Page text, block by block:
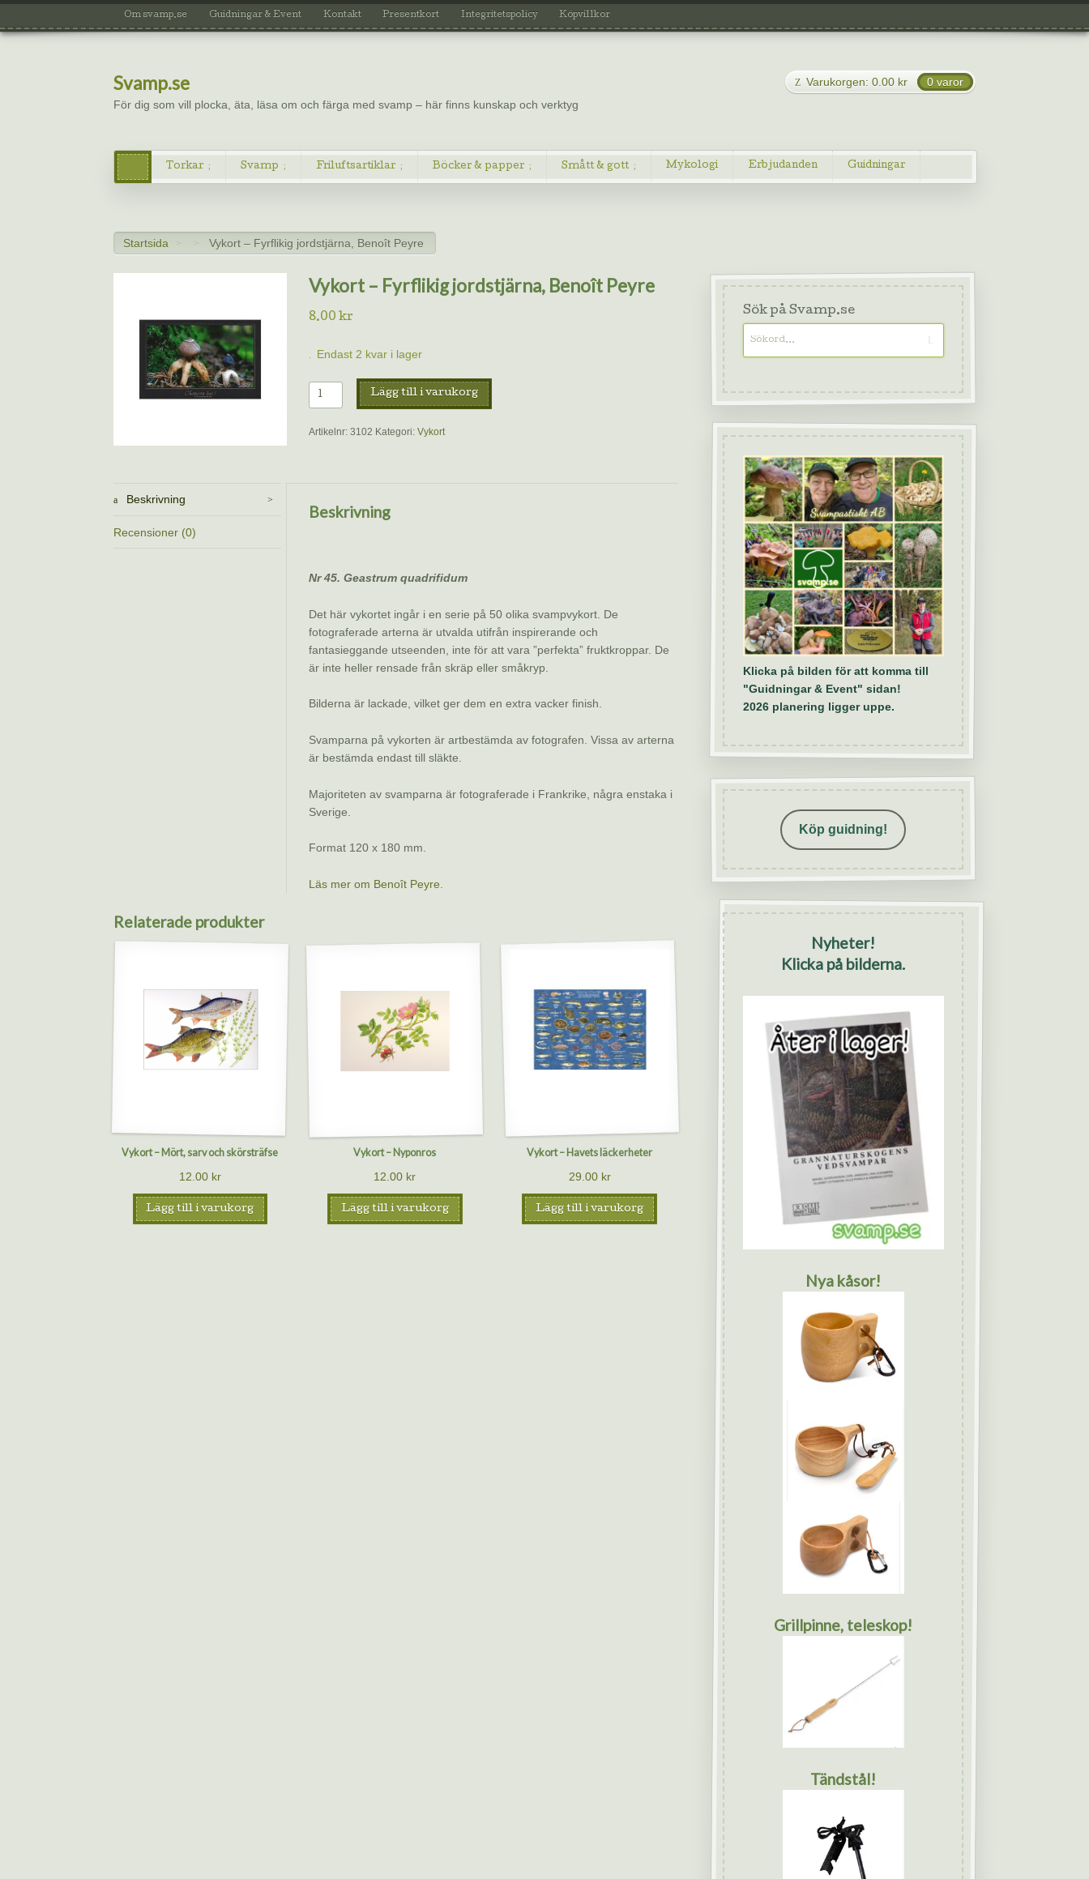
Om svamp.se Guidningar & Event Kontakt Presentkort Integritetspolicy Köpvillkor
Svamp.se
För dig som vill plocka, äta, läsa om och färga med svamp – här finns kunskap och verktyg
Varukorgen: 0.00 kr 0 varor
Torkar Svamp Friluftsartiklar Böcker & papper Smått & gott Mykologi Erbjudanden Guidningar
Startsida > > Vykort – Fyrflikig jordstjärna, Benoît Peyre
Vykort – Fyrflikig jordstjärna, Benoît Peyre
8.00 kr
Endast 2 kvar i lager
Vykort
–
Fyrflikig
Lägg till i varukorg
Artikelnr: 3102 Kategori: Vykort
Beskrivning
Recensioner (0)
Beskrivning
Nr 45. Geastrum quadrifidum
Det här vykortet ingår i en serie på 50 olika svampvykort. De
fotograferade arterna är utvalda utifrån inspirerande och
fantasieggande utseenden, inte för att vara ”perfekta” fruktkroppar. De
är inte heller rensade från skräp eller småkryp.
Bilderna är lackade, vilket ger dem en extra vacker finish.
Svamparna på vykorten är artbestämda av fotografen. Vissa av arterna
är bestämda endast till släkte.
Majoriteten av svamparna är fotograferade i Frankrike, några enstaka i
Sverige.
Format 120 x 180 mm.
Läs mer om Benoît Peyre.
Relaterade produkter
Vykort – Mört, sarv och skörsträfse
12.00 kr
Lägg till i varukorg
Vykort – Nyponros
12.00 kr
Lägg till i varukorg
Vykort – Havets läckerheter
29.00 kr
Lägg till i varukorg
Sök på Svamp.se
Klicka på bilden för att komma till
"Guidningar & Event" sidan!
2026 planering ligger uppe.
Köp guidning!
Nyheter!
Klicka på bilderna.
Nya kåsor!
Grillpinne, teleskop!
Tändstål!